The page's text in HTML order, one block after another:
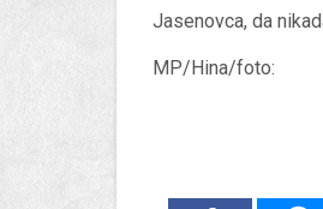
Jasenovca, da
MP/Hina/foto: